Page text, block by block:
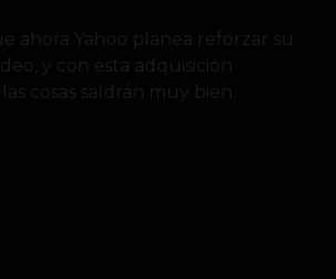
ahora Yahoo planea reforzar su
y con esta adquisición
cosas saldrán muy bien.